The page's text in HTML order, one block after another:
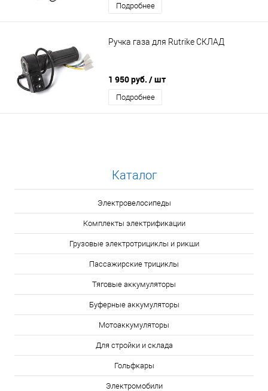
Подробнее
Ручка газа для Rutrike СКЛАД
1 950 руб. / шт
Подробнее
Каталог
Электровелосипеды
Комплекты электрификации
Грузовые электротрициклы и рикши
Пассажирские трициклы
Тяговые аккумуляторы
Буферные аккумуляторы
Мотоаккумуляторы
Для стройки и склада
Гольфкары
Электромобили